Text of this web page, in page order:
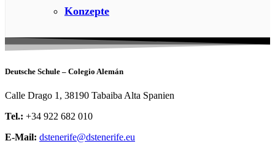
Konzepte
Deutsche Schule – Colegio Alemán
Calle Drago 1, 38190 Tabaiba Alta Spanien
Tel.: +34 922 682 010
E-Mail: dstenerife@dstenerife.eu